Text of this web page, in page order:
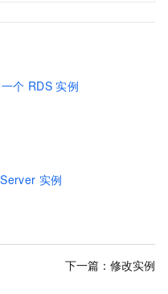
个 RDS 实例
实例
下一篇： 修改实例